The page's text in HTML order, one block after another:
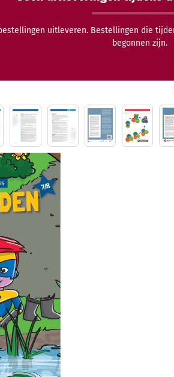
uitleveren. Bestellingen die
begonnen zijn.